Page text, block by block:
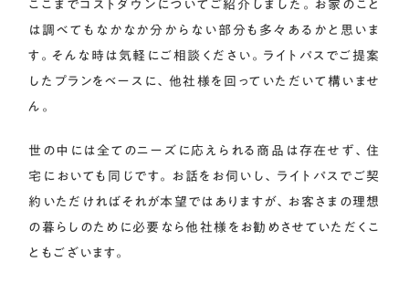
ここまでコストダウンについてご紹介しました。お家のこと
は調べてもなかなか分からない部分も多々あるかと思いま
す。そんな時は気軽にご相談ください。ライトパスでご提案
したプランをベースに、他社様を回っていただいて構いませ
ん。
世の中には全てのニーズに応えられる商品は存在せず、住
宅においても同じです。お話をお伺いし、ライトパスでご契
約いただければそれが本望ではありますが、お客さまの理想
の暮らしのために必要なら他社様をお勧めさせていただくこ
ともございます。